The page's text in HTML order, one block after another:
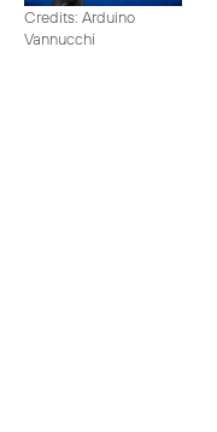
Credits: Arduino
Vannucchi